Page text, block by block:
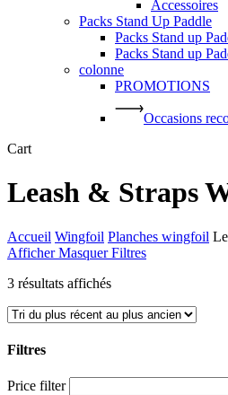
Accessoires
Packs Stand Up Paddle
Packs Stand up
Packs Stand up
colonne
PROMOTIONS
Occasions
CartClose
Leash & Straps
Accueil Wingfoil Planches wingfoil
Afficher Masquer Filtres
3 résultats affichésTrié
plus
ancien
Filtres
Close
Price filter